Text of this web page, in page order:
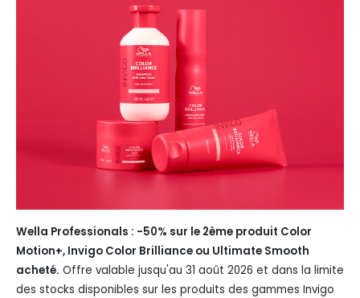
Wella Professionals : -50% sur le 2ème produit Color
Motion+, Invigo Color Brilliance ou Ultimate Smooth
acheté. Offre valable jusqu'au 31 août 2026 et dans la limite
des stocks disponibles sur les produits des gammes Invigo